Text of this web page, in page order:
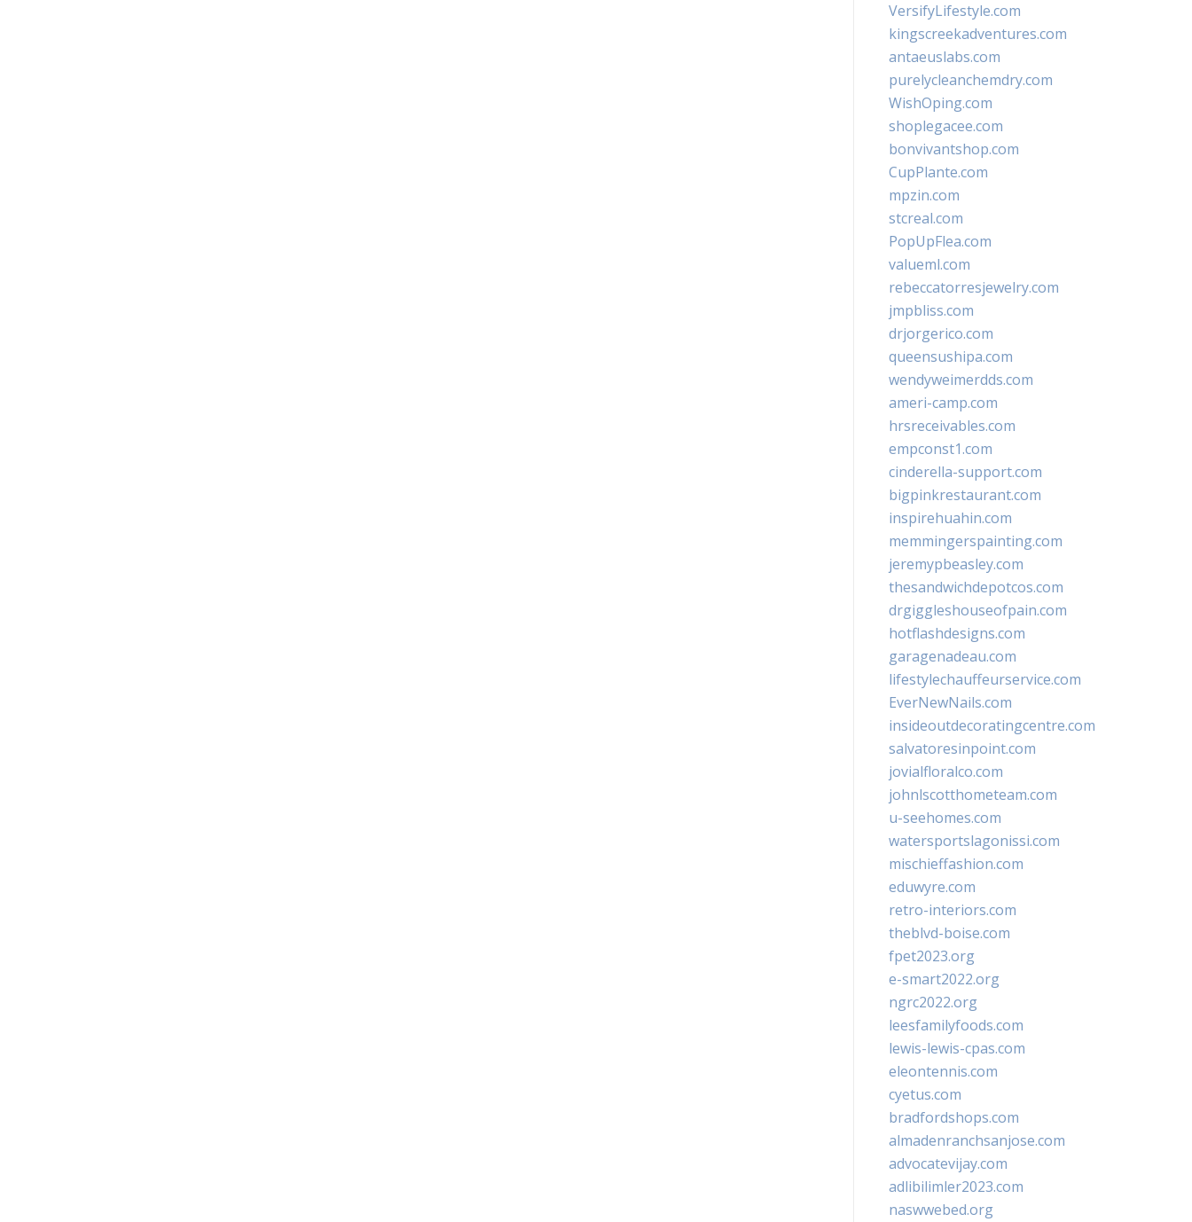
VersifyLifestyle.com
kingscreekadventures.com
antaeuslabs.com
purelycleanchemdry.com
WishOping.com
shoplegacee.com
bonvivantshop.com
CupPlante.com
mpzin.com
stcreal.com
PopUpFlea.com
valueml.com
rebeccatorresjewelry.com
jmpbliss.com
drjorgerico.com
queensushipa.com
wendyweimerdds.com
ameri-camp.com
hrsreceivables.com
empconst1.com
cinderella-support.com
bigpinkrestaurant.com
inspirehuahin.com
memmingerspainting.com
jeremypbeasley.com
thesandwichdepotcos.com
drgiggleshouseofpain.com
hotflashdesigns.com
garagenadeau.com
lifestylechauffeurservice.com
EverNewNails.com
insideoutdecoratingcentre.com
salvatoresinpoint.com
jovialfloralco.com
johnlscotthometeam.com
u-seehomes.com
watersportslagonissi.com
mischieffashion.com
eduwyre.com
retro-interiors.com
theblvd-boise.com
fpet2023.org
e-smart2022.org
ngrc2022.org
leesfamilyfoods.com
lewis-lewis-cpas.com
eleontennis.com
cyetus.com
bradfordshops.com
almadenranchsanjose.com
advocatevijay.com
adlibilimler2023.com
naswwebed.org